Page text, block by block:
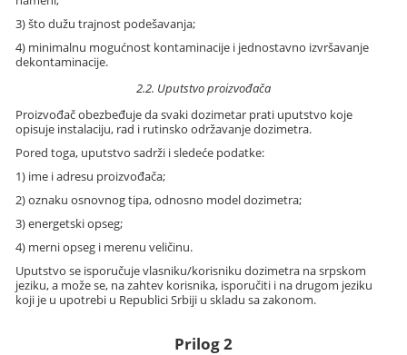
3) što dužu trajnost podešavanja;
4) minimalnu mogućnost kontaminacije i jednostavno izvršavanje
dekontaminacije.
2.2. Uputstvo proizvođača
Proizvođač obezbeđuje da svaki dozimetar prati uputstvo koje
opisuje instalaciju, rad i rutinsko održavanje dozimetra.
Pored toga, uputstvo sadrži i sledeće podatke:
1) ime i adresu proizvođača;
2) oznaku osnovnog tipa, odnosno model dozimetra;
3) energetski opseg;
4) merni opseg i merenu veličinu.
Uputstvo se isporučuje vlasniku/korisniku dozimetra na srpskom
jeziku, a može se, na zahtev korisnika, isporučiti i na drugom jeziku
koji je u upotrebi u Republici Srbiji u skladu sa zakonom.
Prilog 2